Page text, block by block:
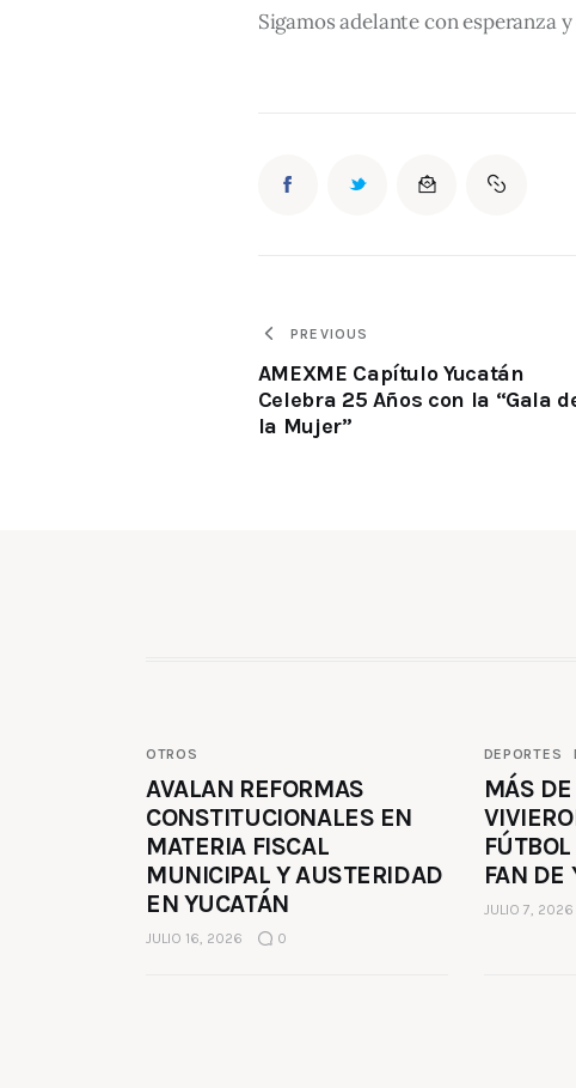
Sigamos adelante con
PREVIOUS
AMEXME Capítulo Yucatán
Celebra 25 Años con la “Gala
la Mujer”
OTROS
AVALAN REFORMAS
CONSTITUCIONALES EN
MATERIA FISCAL
MUNICIPAL Y AUSTERIDAD
EN YUCATÁN
JULIO 16, 2026 0
DEPORTES
MÁS
FAN DE
JULIO 7, 2026